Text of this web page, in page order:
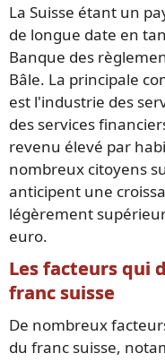
La Suisse étant un
de longue date en
Banque des
Bâle. La principale
est l'industrie des
des services
revenu élevé par
nombreux citoyens
anticipent une
légèrement
euro.
Les facteurs qui
franc suisse
De nombreux
du franc suisse,